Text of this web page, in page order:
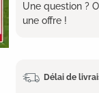
Une question ?
une offre !
Délai de